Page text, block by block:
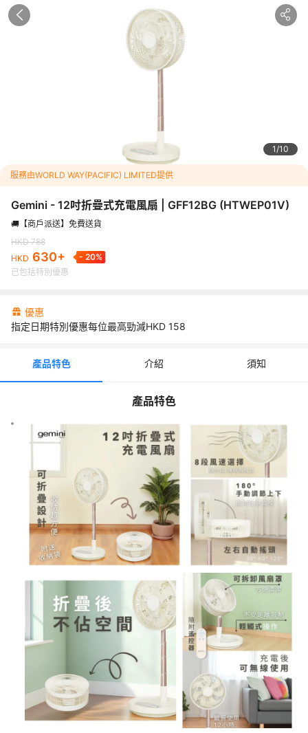
HKD
158
t="" /></p><p><img src="https://dimg04.c-ctrip.com/images/
333321.jpg" alt="" /></p><h3>&nbsp;</h3><h3><span
mg src="https://dimg04.c-ctrip.com/images/
="" /></span></h3><h3>&nbsp;</h3><h3><span
- 12吋折疊式充電風扇 | GFF12BG</span></h3><p>&nbsp;</
風扇配備6600mAh電池，充電約3.6小時，最長可使用12小時。具
搖頭角度，可以作落地扇和台扇使用。風扇設計可折疊便於收納，
並且可以通過按鍵或遙控器操作。</p><p>&nbsp;</
tion: underline;"><span style="color: #0000ff; text-decoration:
色</span></span></p><p>✨8檔風速，另含自然風、睡眠風模式
可調節，可做落地扇&amp;台扇</p><p>✨整機可折疊，便於收納
拆，便於清潔</p><p>✨左右自動搖頭角度30&deg;, 60&deg;,
yle="color: #0000ff; text-decoration: underline;">產品規格</
>✨型號：GFF12BG</p><p>✨顯示屏：LED</p><p>✨功率(W)
860 (最高) x 315 (寬) x 315 (深)</p><p>&nbsp;</
ff;">*憑購買收據可享一年香港代理保養 (請根據盒內保養資料請保
及保留收據正本)。</span></p>
行程介紹
Gemini - 12吋折疊式充電風扇 | GFF12BG
🚚【商戶派送】免費送貨
📌️請提供送貨地址,送貨地址不包括離島及偏遠地區
費用
預訂須知
責任細則
特別提示
1 10
服務由WORLD WAY(PACIFIC) LIMITED提供
Gemini - 12吋折疊式充電風扇 | GFF12BG (HTWEP01V)
🚚【商戶派送】免費送貨
HKD788
HKD 630+ - 20%
已包括特別優惠
優惠
指定日期特別優惠每位最高勁減HKD 158
產品特色 介紹 須知
產品特色